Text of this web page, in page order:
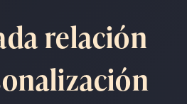
relación